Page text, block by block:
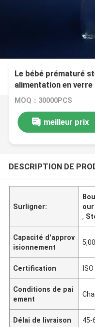
Le bébé prématuré
alimentation en
MOQ：30000PCS
meilleur prix
DESCRIPTION DE
Surligner:
,
Capacité d'approv
isionnement
Certification ISO
Conditions de pai
ement
Délai de livraison 45-